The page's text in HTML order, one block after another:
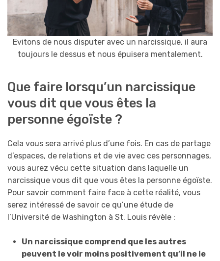
Evitons de nous disputer avec un narcissique, il aura
toujours le dessus et nous épuisera mentalement.
Que faire lorsqu’un narcissique
vous dit que vous êtes la
personne égoïste ?
Cela vous sera arrivé plus d’une fois. En cas de partage
d’espaces, de relations et de vie avec ces personnages,
vous aurez vécu cette situation dans laquelle un
narcissique vous dit que vous êtes la personne égoïste.
Pour savoir comment faire face à cette réalité, vous
serez intéressé de savoir ce qu’une étude de
l’Université de Washington à St. Louis révèle :
Un narcissique comprend que les autres
peuvent le voir moins positivement qu’il ne le